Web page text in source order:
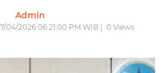
Admin
04/2026 06:21:00 PM WIB | 0Views